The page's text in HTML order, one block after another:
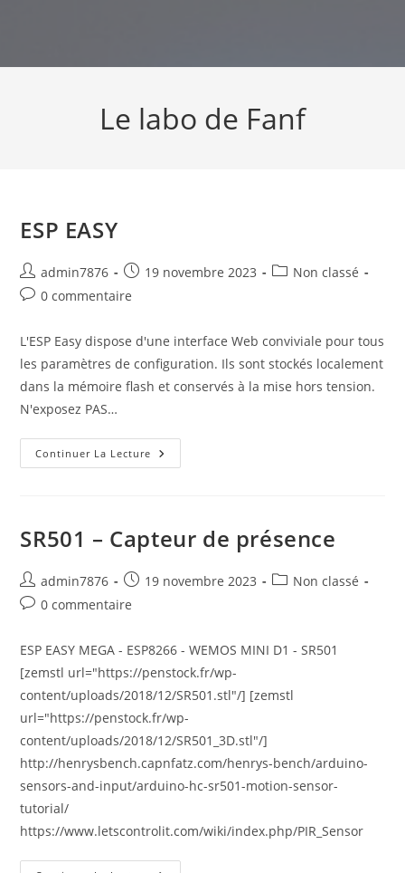
Le labo de Fanf
ESP EASY
Auteur/autrice
de
admin7876
Publication
publiée :
19 novembre 2023
PostNon classé
Commentaires
la
publication :
0 commentaire
L'ESP Easy dispose d'une interface Web conviviale pour tous
les paramètres de configuration. Ils sont stockés localement
dans la mémoire flash et conservés à la mise hors tension.
N'exposez PAS…
Continuer La Lecture ESP
EASY
SR501 – Capteur de présence
Auteur/autrice
de
admin7876
Publication
publiée :
19 novembre 2023
PostNon classé
Commentaires
la
publication :
0 commentaire
ESP EASY MEGA - ESP8266 - WEMOS MINI D1 - SR501
[zemstl url="https://penstock.fr/wp-
content/uploads/2018/12/SR501.stl"/] [zemstl
url="https://penstock.fr/wp-
content/uploads/2018/12/SR501_3D.stl"/]
http://henrysbench.capnfatz.com/henrys-bench/arduino-
sensors-and-input/arduino-hc-sr501-motion-sensor-
tutorial/
https://www.letscontrolit.com/wiki/index.php/PIR_Sensor